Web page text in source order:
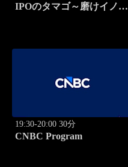
IPOのタマゴ～磨けイノベ
19:30-20:00 30分
CNBC Program